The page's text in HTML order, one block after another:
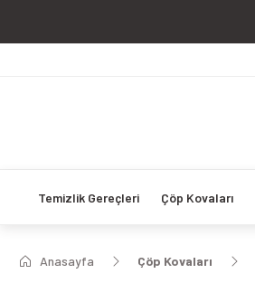
Temizlik Gereçleri Çöp Kovaları
Anasayfa Çöp Kovaları